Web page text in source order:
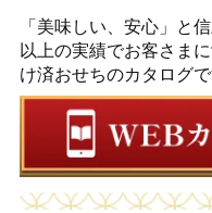
「美味しい、安心」と
以上の実績でお客さま
け済おせちのカタログで